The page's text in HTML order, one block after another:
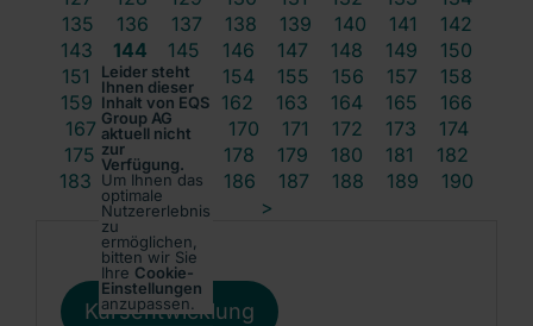
135
136 137 138 139 140 141
142
143
144 145 146 147 148 149
150
151
152 153 154 155 156 157
158
159
160 161 162 163 164 165
166
167
168 169 170 171 172 173
174
175
176 178 179 180 181
182
183
184 185 186 187 188 189
190
>
Leider steht
Ihnen dieser
Inhalt von EQS
Group AG
aktuell nicht
zur
Verfügung.
Um Ihnen das
optimale
Nutzererlebnis
zu
ermöglichen,
bitten wir Sie
Ihre Cookie-
Einstellungen
anzupassen.
Kursentwicklung